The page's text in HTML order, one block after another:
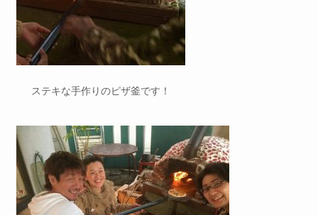
ステキな手作りのピザ釜です！